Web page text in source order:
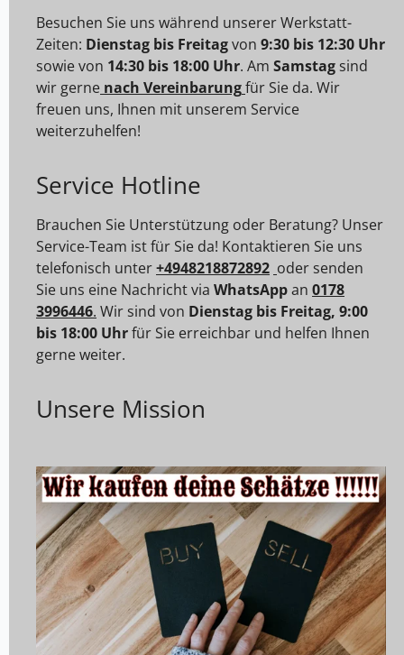
Besuchen Sie uns während unserer Werkstatt-
Zeiten: Dienstag bis Freitagvon 9:30 bis 12:30 Uhr
sowie von 14:30 bis 18:00 Uhr. Am Samstag sind
wir gerne nach Vereinbarungfür Sie da. Wir
freuen uns, Ihnen mit unserem Service
weiterzuhelfen!
Service Hotline
Brauchen Sie Unterstützung oder Beratung? Unser
Service-Team ist für Sie da! Kontaktieren Sie uns
telefonisch unter+4948218872892 oder senden
Sie uns eine Nachricht via WhatsAppan 0178
3996446. Wir sind von Dienstag bis Freitag, 9:00
bis 18:00 Uhrfür Sie erreichbar und helfen Ihnen
gerne weiter.
Unsere Mission